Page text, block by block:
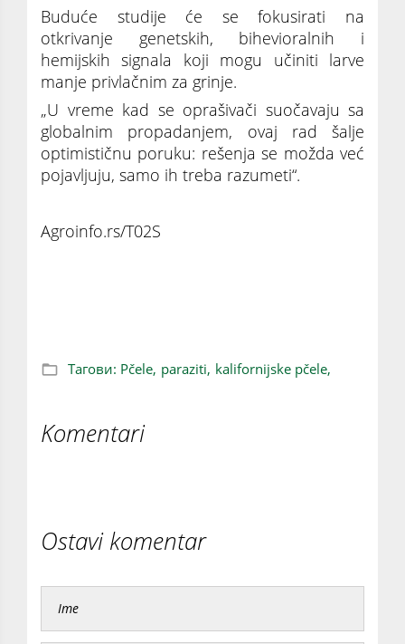
Buduće studije će se fokusirati na
otkrivanje genetskih, bihevioralnih i
hemijskih signala koji mogu učiniti larve
manje privlačnim za grinje.
„U vreme kad se oprašivači suočavaju sa
globalnim propadanjem, ovaj rad šalje
optimističnu poruku: rešenja se možda već
pojavljuju, samo ih treba razumeti“.
Agroinfo.rs/T02S
Тагови: Pčele, paraziti, kalifornijske pčele,
Komentari
Ostavi komentar